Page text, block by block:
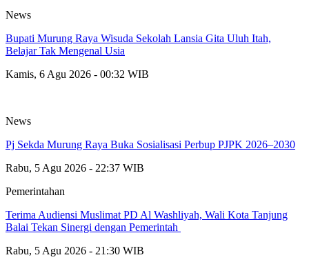
News
Bupati Murung Raya Wisuda Sekolah Lansia Gita Uluh Itah,
Belajar Tak Mengenal Usia
Kamis, 6 Agu 2026 - 00:32 WIB
News
Pj Sekda Murung Raya Buka Sosialisasi Perbup PJPK 2026–2030
Rabu, 5 Agu 2026 - 22:37 WIB
Pemerintahan
Terima Audiensi Muslimat PD Al Washliyah, Wali Kota Tanjung
Balai Tekan Sinergi dengan Pemerintah
Rabu, 5 Agu 2026 - 21:30 WIB